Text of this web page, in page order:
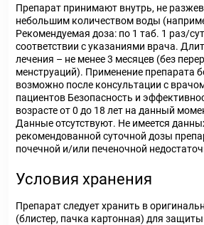
Препарат принимают внутрь, не
небольшим количеством воды
Рекомендуемая доза: по 1 таб. 1 раз/
соответствии с указаниями врача.
лечения – не менее 3 месяцев (без
менструаций). Применение препарата
возможно после консультации с
пациентов Безопасность и
возрасте от 0 до 18 лет на данный
Данные отсутствуют. Не имеется
рекомендованной суточной дозы
почечной и/или печеночной
Условия хранения
Препарат следует хранить в
(блистер, пачка картонная) для защиты